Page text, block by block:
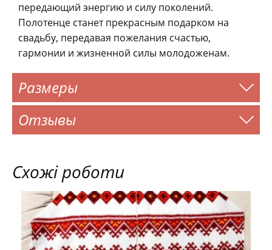
передающий энергию и силу поколений.
Полотенце станет прекрасным подарком на
свадьбу, передавая пожелания счастью,
гармонии и жизненной силы молодоженам.
Размеры
Отзывы
Схожі роботи